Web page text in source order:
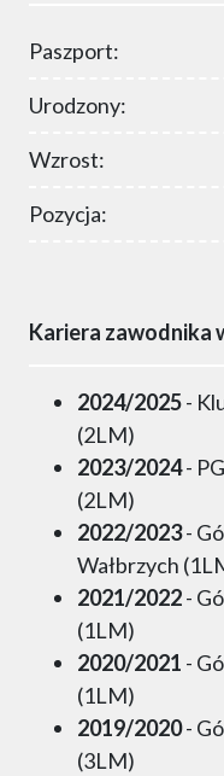
Paszport:
Urodzony:
Wzrost:
Pozycja:
Kariera zawodnika
2024/2025-
(2LM)
2023/2024-
(2LM)
2022/2023-
Wałbrzych
2021/2022-
(1LM)
2020/2021 -
(1LM)
2019/2020-
(3LM)